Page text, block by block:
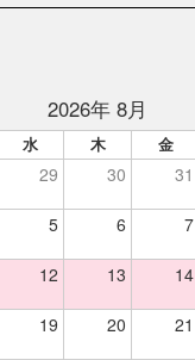
2026年 8月
水 木 金
29 30 31
5 6 7
12 13 14
19 20 21